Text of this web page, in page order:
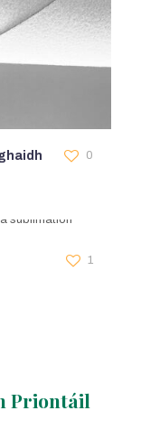
0
1
Priontáil